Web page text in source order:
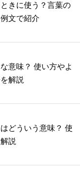
きに使う？言葉の
文で紹介
意味？ 使い方やよ
解説
どういう意味？ 使
説